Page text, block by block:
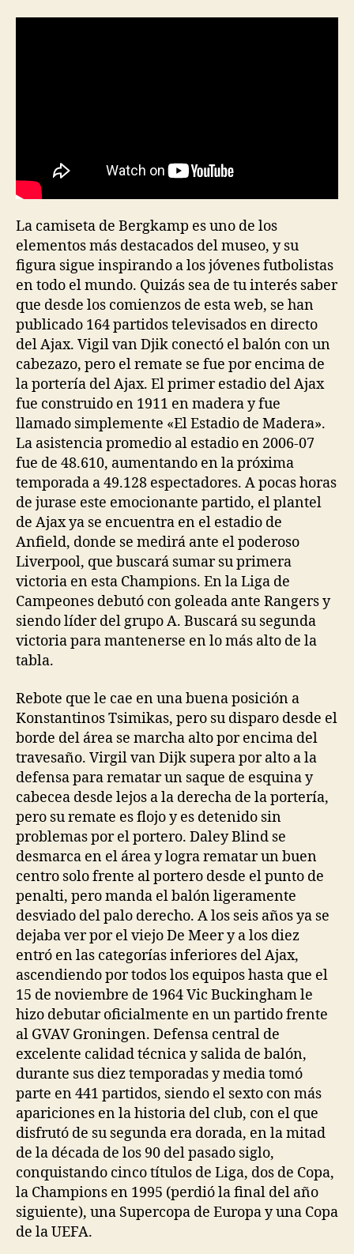
La camiseta de Bergkamp es uno de los
elementos más destacados del museo, y su
figura sigue inspirando a los jóvenes futbolistas
en todo el mundo. Quizás sea de tu interés saber
que desde los comienzos de esta web, se han
publicado 164 partidos televisados en directo
del Ajax. Vigil van Djik conectó el balón con un
cabezazo, pero el remate se fue por encima de
la portería del Ajax. El primer estadio del Ajax
fue construido en 1911 en madera y fue
llamado simplemente «El Estadio de Madera».
La asistencia promedio al estadio en 2006-07
fue de 48.610, aumentando en la próxima
temporada a 49.128 espectadores. A pocas horas
de jurase este emocionante partido, el plantel
de Ajax ya se encuentra en el estadio de
Anfield, donde se medirá ante el poderoso
Liverpool, que buscará sumar su primera
victoria en esta Champions. En la Liga de
Campeones debutó con goleada ante Rangers y
siendo líder del grupo A. Buscará su segunda
victoria para mantenerse en lo más alto de la
tabla.
Rebote que le cae en una buena posición a
Konstantinos Tsimikas, pero su disparo desde el
borde del área se marcha alto por encima del
travesaño. Virgil van Dijk supera por alto a la
defensa para rematar un saque de esquina y
cabecea desde lejos a la derecha de la portería,
pero su remate es flojo y es detenido sin
problemas por el portero. Daley Blind se
desmarca en el área y logra rematar un buen
centro solo frente al portero desde el punto de
penalti, pero manda el balón ligeramente
desviado del palo derecho. A los seis años ya se
dejaba ver por el viejo De Meer y a los diez
entró en las categorías inferiores del Ajax,
ascendiendo por todos los equipos hasta que el
15 de noviembre de 1964 Vic Buckingham le
hizo debutar oficialmente en un partido frente
al GVAV Groningen. Defensa central de
excelente calidad técnica y salida de balón,
durante sus diez temporadas y media tomó
parte en 441 partidos, siendo el sexto con más
apariciones en la historia del club, con el que
disfrutó de su segunda era dorada, en la mitad
de la década de los 90 del pasado siglo,
conquistando cinco títulos de Liga, dos de Copa,
la Champions en 1995 (perdió la final del año
siguiente), una Supercopa de Europa y una Copa
de la UEFA.